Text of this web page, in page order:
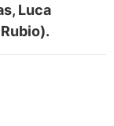
Luca